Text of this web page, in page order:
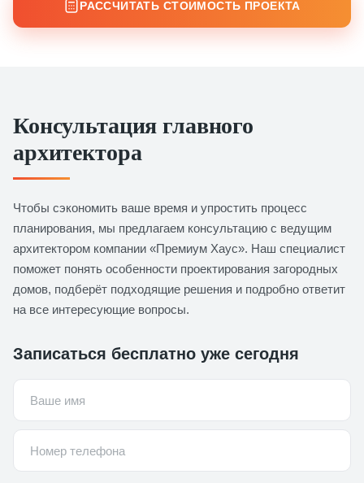
РАССЧИТАТЬ СТОИМОСТЬ ПРОЕКТА
Консультация главного
архитектора
Чтобы сэкономить ваше время и упростить процесс
планирования, мы предлагаем консультацию с ведущим
архитектором компании «Премиум Хаус». Наш специалист
поможет понять особенности проектирования загородных
домов, подберёт подходящие решения и подробно ответит
на все интересующие вопросы.
Записаться бесплатно уже сегодня